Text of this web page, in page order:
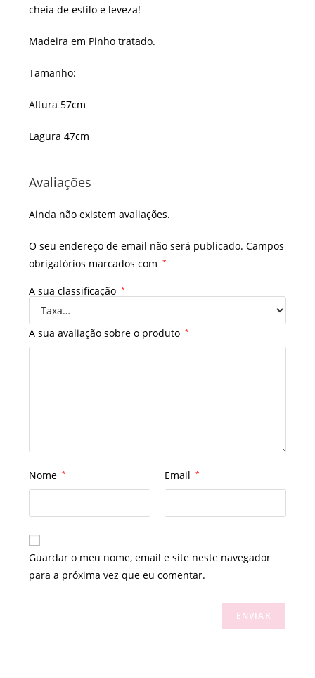
cheia de estilo e leveza!
Madeira em Pinho tratado.
Tamanho:
Altura 57cm
Lagura 47cm
Avaliações
Ainda não existem avaliações.
O seu endereço de email não será publicado. Campos
obrigatórios marcados com *
A sua classificação *
A sua avaliação sobre o produto *
Nome * Email *
Guardar o meu nome, email e site neste navegador
para a próxima vez que eu comentar.